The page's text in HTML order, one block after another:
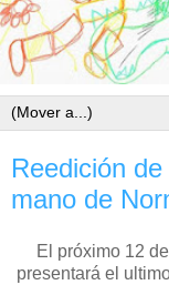
Reedición
mano de
El próximo 12
presentará el